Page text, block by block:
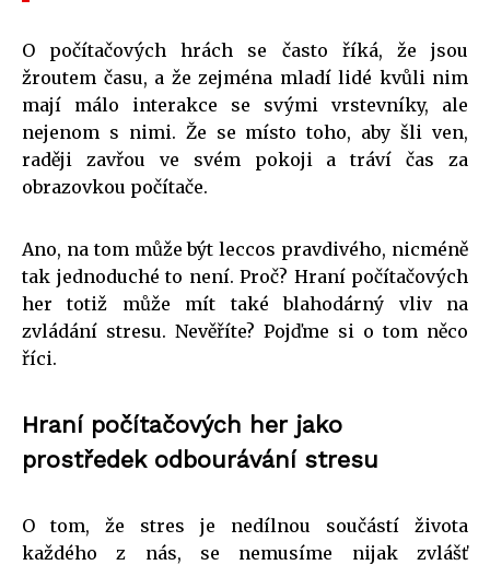
O počítačových hrách se často říká, že jsou
žroutem času, a že zejména mladí lidé kvůli nim
mají málo interakce se svými vrstevníky, ale
nejenom s nimi. Že se místo toho, aby šli ven,
raději zavřou ve svém pokoji a tráví čas za
obrazovkou počítače.
Ano, na tom může být leccos pravdivého, nicméně
tak jednoduché to není. Proč? Hraní počítačových
her totiž může mít také blahodárný vliv na
zvládání stresu. Nevěříte? Pojďme si o tom něco
říci.
Hraní počítačových her jako
prostředek odbourávání stresu
O tom, že stres je nedílnou součástí života
každého z nás, se nemusíme nijak zvlášť